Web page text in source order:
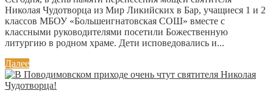
Николая Чудотворца из Мир Ликийских в Бар, учащиеся 1 и 2
классов МБОУ «Большеигнатовская СОШ» вместе с
классными руководителями посетили Божественную
литургию в родном храме. Дети исповедовались и...
Далее